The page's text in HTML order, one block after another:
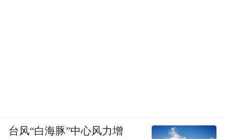
台风“白海豚”中心风力增